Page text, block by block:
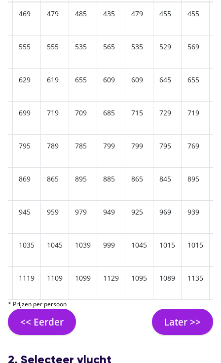
469 479 485 435 479 455 455
555 555 535 565 535 529 569
629 619 655 609 609 645 655
699 719 709 685 715 729 719
795 789 785 799 799 795 769
869 865 895 885 865 845 895
945 959 979 949 925 969 939
1035 1045 1039 999 1045 1015 1015
1119 1109 1099 1129 1095 1089 1135
* Prijzen per persoon
<< Eerder Later >>
2. Selecteer vlucht